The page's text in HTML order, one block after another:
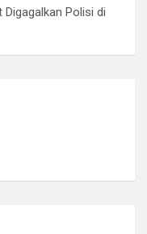
Digagalkan Polisi di